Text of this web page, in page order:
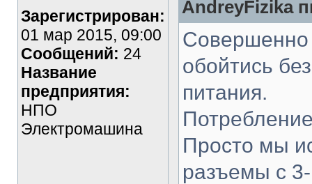
Зарегистрирован:
01 мар 2015, 09:00
Сообщений: 24
Название
предприятия:
НПО
Электромашина
AndreyFizika
Совершенно
обойтись
питания.
Просто мы
разъемы с